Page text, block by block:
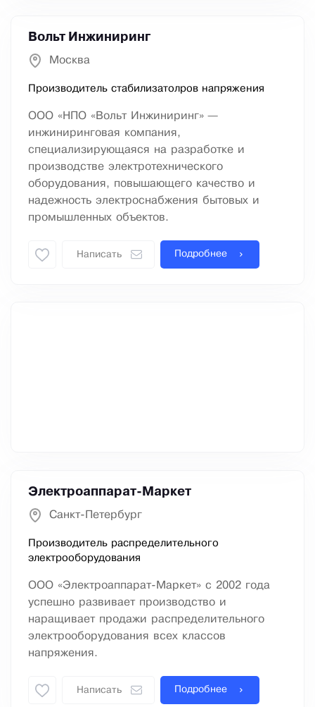
Вольт Инжиниринг
Москва
Производитель стабилизатолров напряжения
ООО «НПО «Вольт Инжиниринг» —
инжиниринговая компания,
специализирующаяся на разработке и
производстве электротехнического
оборудования, повышающего качество и
надежность электроснабжения бытовых и
промышленных объектов.
Написать Подробнее
Электроаппарат-Маркет
Санкт-Петербург
Производитель распределительного
электрооборудования
ООО «Электроаппарат-Маркет» с 2002 года
успешно развивает производство и
наращивает продажи распределительного
электрооборудования всех классов
напряжения.
Написать Подробнее